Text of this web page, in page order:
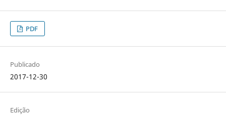
PDF
Publicado
2017-12-30
Edição